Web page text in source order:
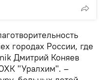
городах России, где
Дмитрий Коняев
"Уралхим". –